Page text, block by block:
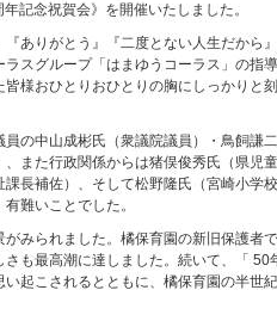
記念祝賀会》を開催いたしました。
ありがとう』『二度とない人生だから
スグループ「はまゆうコーラス」の指
様おひとりおひとりの胸にしっかりと
の中山成彬氏（衆議院議員）・鳥飼謙
また行政関係からは猪俣俊秀氏（県児
長補佐）、そして松野隆氏（宮崎小学
難いことでした。
みられました。橘保育園の新旧保護者
も最高潮に達しました。続いて、「 50
起こされるとともに、橘保育園の半世